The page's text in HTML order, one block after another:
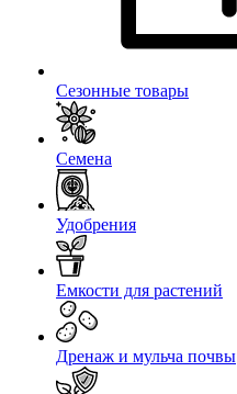
Сезонные товары
Семена
Удобрения
Емкости для растений
Дренаж и мульча почвы